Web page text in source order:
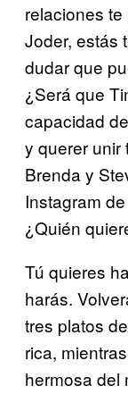
relaciones
Joder, estás
dudar que
¿Será que
capacidad
y querer unir
Brenda y
Instagram
¿Quién
Tú quieres
harás.
tres platos
rica,
hermosa del